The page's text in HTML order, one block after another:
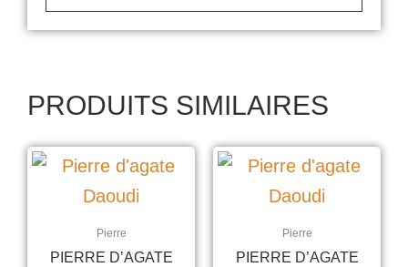
PRODUITS SIMILAIRES
Pierre
PIERRE D’AGATE
Pierre
PIERRE D’AGATE